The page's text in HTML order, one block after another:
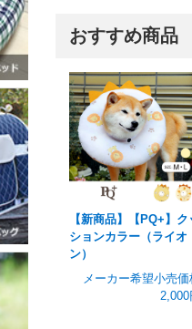
おすすめ商品
【新商品】【PQ+】ク
ションカラー（ライオ
ン）
メーカー希望小売価
2,000